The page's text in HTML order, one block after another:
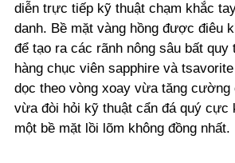
diễn trực tiếp kỹ thuật chạm khắc
danh. Bề mặt vàng hồng được điêu
để tạo ra các rãnh nông sâu bất
hàng chục viên sapphire và
dọc theo vòng xoay vừa tăng cường
vừa đòi hỏi kỹ thuật cẩn đá quý cực
một bề mặt lồi lõm không đồng nhất.